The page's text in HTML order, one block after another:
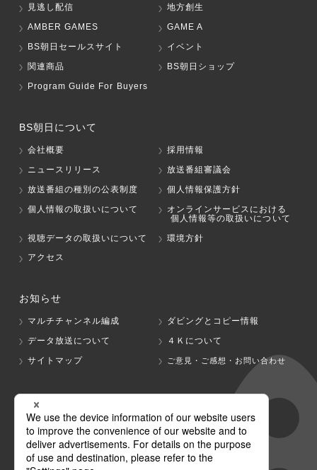
見逃し配信
地方創生
AMBER GAMES
GAME A
BS朝日セールスサイト
イベント
関連商品
BS朝日ショップ
Program Guide For Buyers
BS朝日について
会社概要
採用情報
ニュースリリース
放送番組審議会
放送番組の種別の公表制度
個人情報保護方針
個人情報の取扱いについて
オンラインサービスにおける
個人情報等の取扱いについて
視聴データの取扱いについて
環境方針
アクセス
お知らせ
マルチチャンネル編成
ダビングとコピー情報
データ放送について
４Ｋについて
サイトマップ
ご意見・ご感想・お問い合わせ
グループ会社
テレビ朝日 テレ朝チャンネル